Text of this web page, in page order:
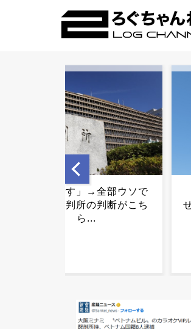
【悲報】李在明大統領「返
せない借金は帳消しでOK」
→野党ブチギレ...